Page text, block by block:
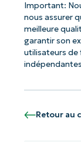
Important:
nous assurer
meilleure
garantir son
utilisateurs de
Retour au